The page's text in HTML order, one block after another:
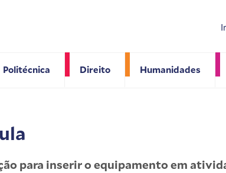
Politécnica Direito Humanidades
para inserir o equipamento em